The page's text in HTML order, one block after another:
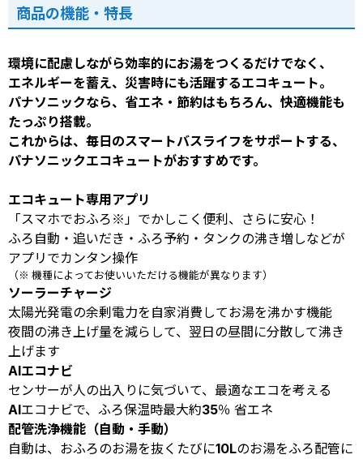
商品の機能・特長
環境に配慮しながら効率的にお湯をつくるだけでなく、
エネルギーを蓄え、災害時にも活躍するエコキュート。
パナソニックなら、省エネ・節約はもちろん、快適機能も
たっぷり搭載。
これからは、毎日のスマートバスライフをサポートする、
パナソニックエコキュートがおすすめです。
エコキュート専用アプリ
「スマホでおふろ※」でかしこく便利、さらに安心！
ふろ自動・追いだき・ふろ予約・タンクの沸き増しなどが
アプリでカンタン操作
（※ 機種によってお使いいただける機能が異なります）
ソーラーチャージ
太陽光発電の余剰電力を自家消費してお湯を沸かす機能
夜間の沸き上げ量を減らして、翌日の昼間に分散して沸き
上げます
AIエコナビ
センサーが人の出入りに気づいて、最適なエコを考える
AIエコナビで、ふろ保温時最大約35％ 省エネ
配管洗浄機能（自動・手動）
自動は、おふろのお湯を抜くたびに10Lのお湯をふろ配管に